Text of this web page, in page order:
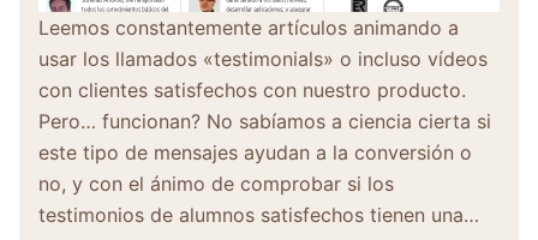
Leemos constantemente artículos animando a
usar los llamados «testimonials» o incluso vídeos
con clientes satisfechos con nuestro producto.
Pero… funcionan? No sabíamos a ciencia cierta si
este tipo de mensajes ayudan a la conversión o
no, y con el ánimo de comprobar si los
testimonios de alumnos satisfechos tienen una…